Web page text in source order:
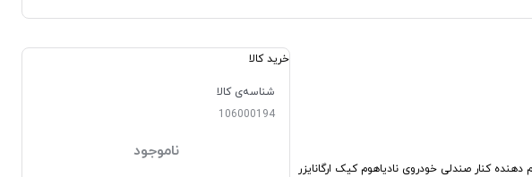
کنار صندلی خودروی نادیاهوم کیک ارگانایزر
خرید کالا
شناسه‌ی کالا
106000194
ناموجود